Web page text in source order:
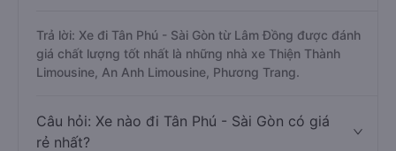
Trả lời: Xe đi Tân Phú - Sài Gòn từ Lâm Đồng được đánh
giá chất lượng tốt nhất là những nhà xe Thiện Thành
Limousine, An Anh Limousine, Phương Trang.
Câu hỏi: Xe nào đi Tân Phú - Sài Gòn có giá
rẻ nhất?